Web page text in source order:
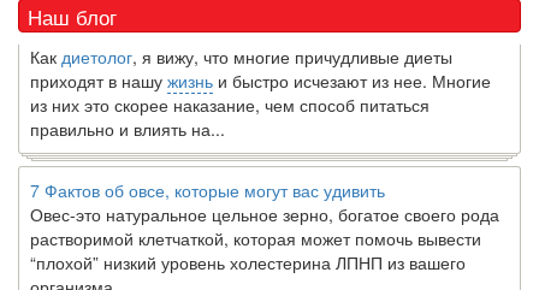
Наш блог
5 причин обратить внимание на средиземноморскую диету
Как
приходят в нашужизньи быстро исчезают из нее. Многие
из них это скорее наказание, чем способ питаться
правильно и влиять на...
7 Фактов об овсе, которые могут вас удивить
Овес-это натуральное цельное зерно, богатое своего рода
растворимой клетчаткой, которая может помочь вывести
“плохой” низкий уровень холестерина ЛПНП из вашего
организма....